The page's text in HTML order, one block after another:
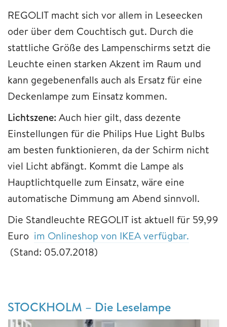
REGOLIT macht sich vor allem in Leseecken
oder über dem Couchtisch gut. Durch die
stattliche Größe des Lampenschirms setzt die
Leuchte einen starken Akzent im Raum und
kann gegebenenfalls auch als Ersatz für eine
Deckenlampe zum Einsatz kommen.
Lichtszene: Auch hier gilt, dass dezente
Einstellungen für die Philips Hue Light Bulbs
am besten funktionieren, da der Schirm nicht
viel Licht abfängt. Kommt die Lampe als
Hauptlichtquelle zum Einsatz, wäre eine
automatische Dimmung am Abend sinnvoll.
Die Standleuchte REGOLIT ist aktuell für 59,99
Euro im Onlineshop von IKEA verfügbar.
(Stand: 05.07.2018)
STOCKHOLM – Die Leselampe